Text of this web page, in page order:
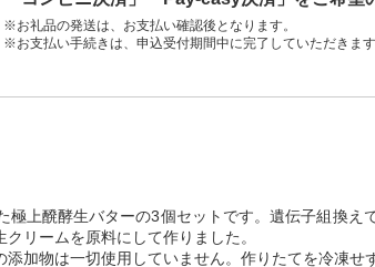
※お礼品の発送は、お支払い確認後となります。
※お支払い手続きは、申込受付期間中に完了していただきます
上醗酵生バターの3個セットです。遺伝子組換え
リームを原料にして作りました。
加物は一切使用していません。作りたてを冷凍せ